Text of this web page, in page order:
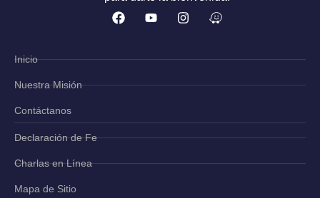
Inicio
Nuestra Misión
Contáctanos
Declaración de Fe
Charlas en Línea
Mapa de Sitio